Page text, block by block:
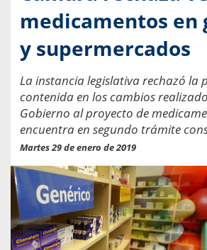
medicamentos en
y supermercados
La instancia legislativa rechazó la
contenida en los cambios
Gobierno al proyecto de
encuentra en segundo trámite
Martes 29 de enero de 2019